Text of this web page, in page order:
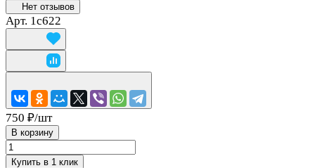
Нет отзывов
Арт. 1c622
750 ₽/шт
В корзину
Купить в 1 клик